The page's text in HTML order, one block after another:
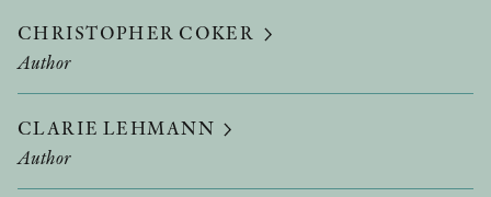
CHRISTOPHER COKER
Author
CLARIE LEHMANN
Author